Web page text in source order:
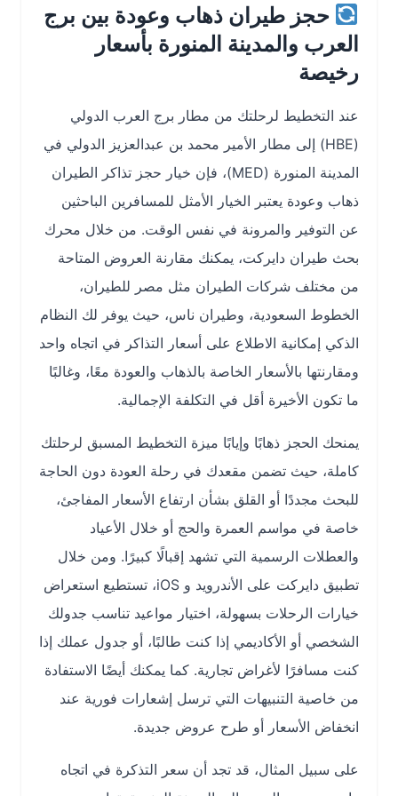
حجز طيران ذهاب وعودة بين برج
العرب والمدينة المنورة بأسعار
رخيصة
عند التخطيط لرحلتك من مطار برج العرب الدولي
(HBE) إلى مطار الأمير محمد بن عبدالعزيز الدولي في
المدينة المنورة (MED)، فإن خيار حجز تذاكر الطيران
ذهاب وعودة يعتبر الخيار الأمثل للمسافرين الباحثين
عن التوفير والمرونة في نفس الوقت. من خلال محرك
بحث طيران دايركت، يمكنك مقارنة العروض المتاحة
من مختلف شركات الطيران مثل مصر للطيران،
الخطوط السعودية، وطيران ناس، حيث يوفر لك النظام
الذكي إمكانية الاطلاع على أسعار التذاكر في اتجاه واحد
ومقارنتها بالأسعار الخاصة بالذهاب والعودة معًا، وغالبًا
ما تكون الأخيرة أقل في التكلفة الإجمالية.
يمنحك الحجز ذهابًا وإيابًا ميزة التخطيط المسبق لرحلتك
كاملة، حيث تضمن مقعدك في رحلة العودة دون الحاجة
للبحث مجددًا أو القلق بشأن ارتفاع الأسعار المفاجئ،
خاصة في مواسم العمرة والحج أو خلال الأعياد
والعطلات الرسمية التي تشهد إقبالًا كبيرًا. ومن خلال
تطبيق دايركت على الأندرويد و iOS، تستطيع استعراض
خيارات الرحلات بسهولة، اختيار مواعيد تناسب جدولك
الشخصي أو الأكاديمي إذا كنت طالبًا، أو جدول عملك إذا
كنت مسافرًا لأغراض تجارية. كما يمكنك أيضًا الاستفادة
من خاصية التنبيهات التي ترسل إشعارات فورية عند
انخفاض الأسعار أو طرح عروض جديدة.
على سبيل المثال، قد تجد أن سعر التذكرة في اتجاه